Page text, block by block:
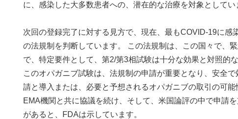
に、感染した大多数患者への、潜在的な治療を対象としてい
次回の登録完了に対する見方で、現在、最もCOVID-19に
の法規制を判断しています。 この法規制は、この国々で、
で、特定要件として、第2/第3相試験は十分な効果と対照的
このオパガニブ試験は、法規制の申請が重要となり、安全
請と導入または、必要と予想されるオパガニブの取引の可
EMA機関と共に協議を続け、そして、米国論評の中で申請
があると、FDAは示しています。